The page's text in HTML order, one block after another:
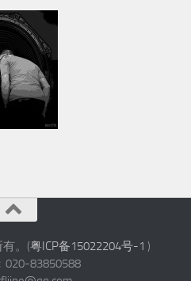
。(粤ICP备15022204号-1 )
020-83850588